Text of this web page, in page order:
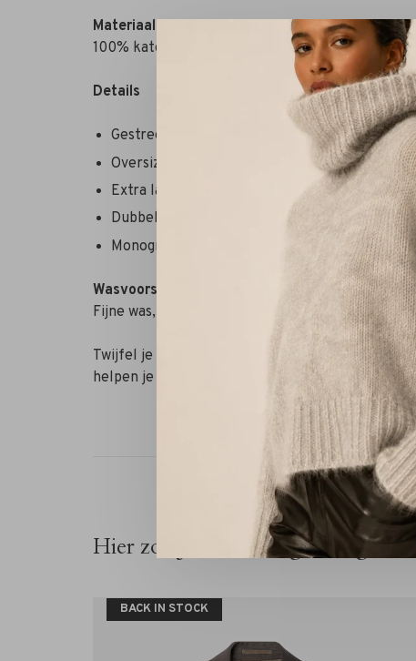
Materiaal
100% katoen
Details
Gestreept patroon in de kleur faded moss
Oversized
Extra lange mouwen
Dubbel geplooide manchet
Monogram buttoning
Wasvoorschrift
Fijne was, 30 graden
Twijfel je nog over je maat? Neem contact op
helpen je graag verder!
Hier zou je ook belangstelling voor
BACK IN STOCK